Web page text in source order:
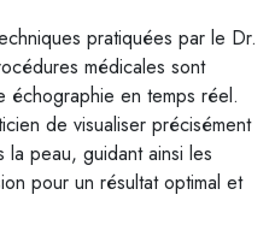
pratiquées par le Dr.
médicales sont
échographie en temps réel.
de visualiser précisément
la peau, guidant ainsi les
pour un résultat optimal et